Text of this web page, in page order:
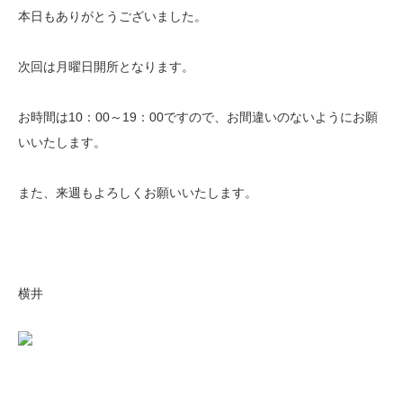
本日もありがとうございました。
次回は月曜日開所となります。
お時間は10：00～19：00ですので、お間違いのないようにお願
いいたします。
また、来週もよろしくお願いいたします。
横井